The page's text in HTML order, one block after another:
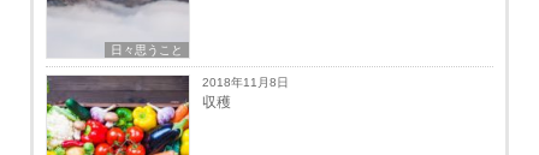
日々思うこと
2018年11月8日
収穫